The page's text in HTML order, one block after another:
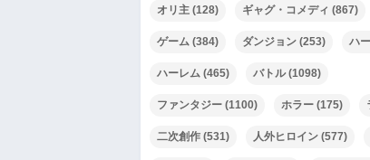
オリ主 (128) ギャグ・コメディ (867)
ゲーム (384) ダンジョン (253) ハ
ハーレム (465) バトル(1098)
ファンタジー (1100) ホラー (175)
二次創作 (531) 人外ヒロイン (577)